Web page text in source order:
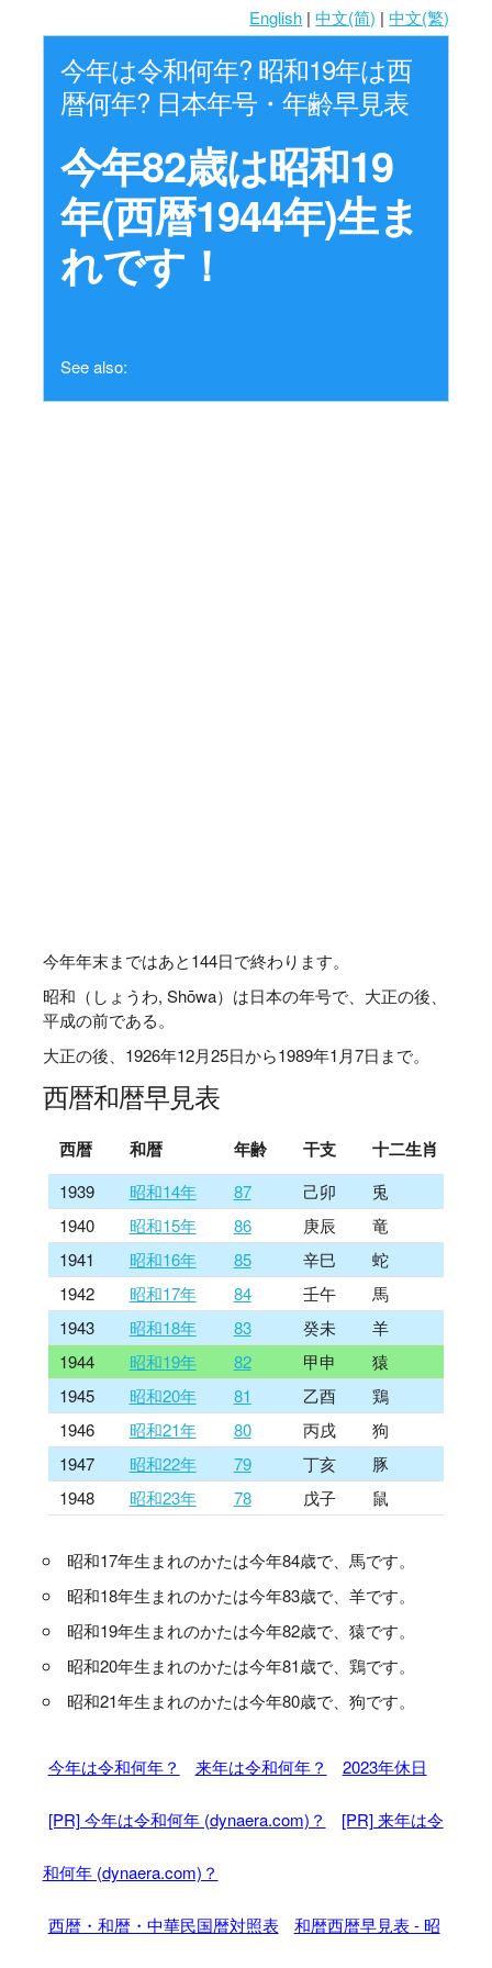
English |中文(简) |中文(繁)
今年は令和何年? 昭和19年は西
暦何年? 日本年号・年齢早見表
今年82歳は昭和19
年(西暦1944年)生ま
れです！
See also:
今年年末まではあと144日で終わります。
昭和（しょうわ, Shōwa）は日本の年号で、大正の後、
平成の前である。
大正の後、1926年12月25日から1989年1月7日まで。
西暦和暦早見表
西暦 和暦 年齢 干支 十二生肖
1939 昭和14年 87 己卯
兎
1940
昭和15年 86 庚辰
竜
1941
昭和16年 85 辛巳
蛇
1942
昭和17年 84 壬午
馬
1943
昭和18年 83 癸未
羊
1944
昭和19年 82 甲申
猿
1945
昭和20年 81 乙酉
鶏
1946
昭和21年 80 丙戌
狗
1947
昭和22年 79 丁亥
豚
1948
昭和23年 78 戊子 鼠
昭和17年生まれのかたは今年84歳で、馬です。
昭和18年生まれのかたは今年83歳で、羊です。
昭和19年生まれのかたは今年82歳で、猿です。
昭和20年生まれのかたは今年81歳で、鶏です。
昭和21年生まれのかたは今年80歳で、狗です。
今年は令和何年？ 来年は令和何年？ 2023年休日
[PR] 今年は令和何年 (dynaera.com)？ [PR] 来年は令
和何年 (dynaera.com)？
西暦・和暦・中華民国暦対照表 和暦西暦早見表 - 昭